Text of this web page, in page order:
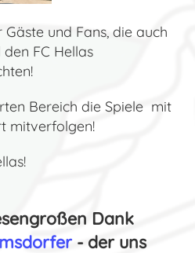
und Fans, die auch
FC Hellas
Bereich die Spiele mit
mitverfolgen!
Dank
- der uns